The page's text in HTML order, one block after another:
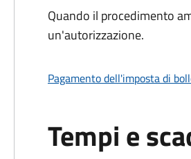
Quando il procedimento
un'autorizzazione.
Pagamento dell'imposta di
Tempi e